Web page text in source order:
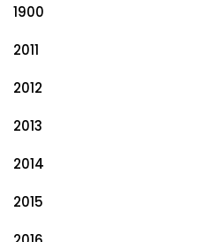
1900
2011
2012
2013
2014
2015